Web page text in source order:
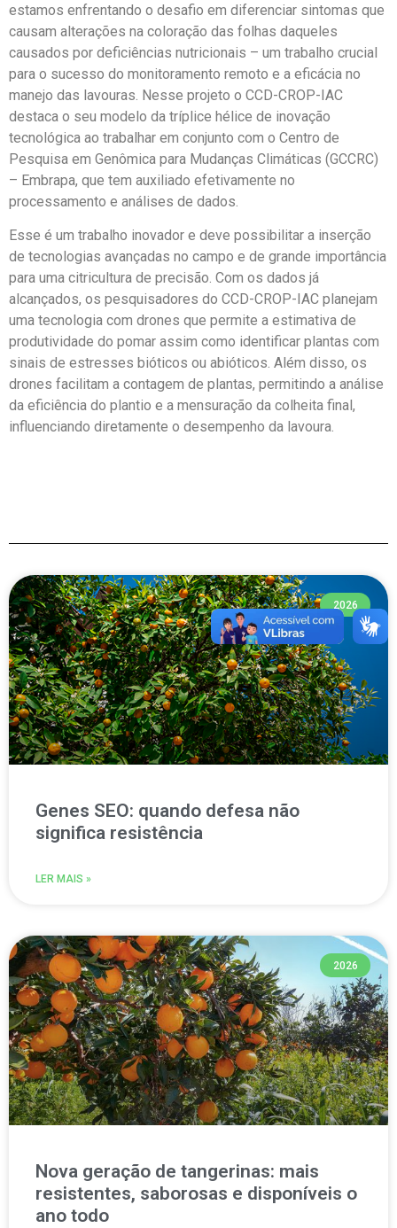
estamos enfrentando o desafio em diferenciar sintomas que
causam alterações na coloração das folhas daqueles
causados por deficiências nutricionais – um trabalho crucial
para o sucesso do monitoramento remoto e a eficácia no
manejo das lavouras. Nesse projeto o CCD-CROP-IAC
destaca o seu modelo da tríplice hélice de inovação
tecnológica ao trabalhar em conjunto com o Centro de
Pesquisa em Genômica para Mudanças Climáticas (GCCRC)
– Embrapa, que tem auxiliado efetivamente no
processamento e análises de dados.
Esse é um trabalho inovador e deve possibilitar a inserção
de tecnologias avançadas no campo e de grande importância
para uma citricultura de precisão. Com os dados já
alcançados, os pesquisadores do CCD-CROP-IAC planejam
uma tecnologia com drones que permite a estimativa de
produtividade do pomar assim como identificar plantas com
sinais de estresses bióticos ou abióticos. Além disso, os
drones facilitam a contagem de plantas, permitindo a análise
da eficiência do plantio e a mensuração da colheita final,
influenciando diretamente o desempenho da lavoura.
2026
Genes SEO: quando defesa não
significa resistência
LER MAIS »
2026
Nova geração de tangerinas: mais
resistentes, saborosas e disponíveis o
ano todo